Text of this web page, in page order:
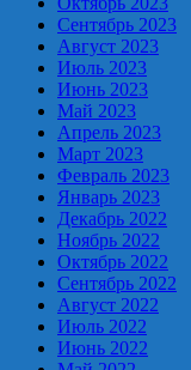
Сентябрь 2023
Август 2023
Июль 2023
Июнь 2023
Май 2023
Апрель 2023
Март 2023
Февраль 2023
Январь 2023
Декабрь 2022
Ноябрь 2022
Октябрь 2022
Сентябрь 2022
Август 2022
Июль 2022
Июнь 2022